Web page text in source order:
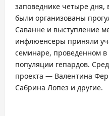
заповеднике четыре дня,
были организованы
Саванне и выступление
инфлюенсеры приняли
семинаре, проведенном
популяции гепардов.
проекта — Валентина
Сабрина Лопез и другие.